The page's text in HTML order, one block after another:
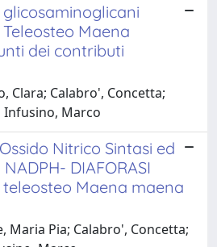
Maena
dei contributi
Clara; Calabro', Concetta;
Infusino, Marco
Nitrico Sintasi ed
DIAFORASI
Maena maena
Maria Pia; Calabro', Concetta;